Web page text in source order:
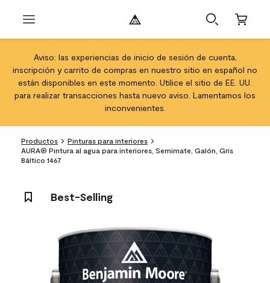
Aviso: las experiencias de inicio de sesión de cuenta,
inscripción y carrito de compras en nuestro sitio en español no
están disponibles en este momento. Utilice el sitio de EE. UU.
para realizar transacciones hasta nuevo aviso. Lamentamos los
inconvenientes.
Productos
Pinturas para interiores
AURA® Pintura al agua para interiores, Semimate, Galón, Gris
Báltico 1467
Best-Selling